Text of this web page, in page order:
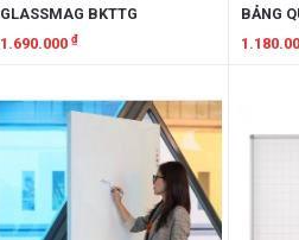
GLASSMAG BKTTG
1.690.000 ₫
BẢNG
BQTVP